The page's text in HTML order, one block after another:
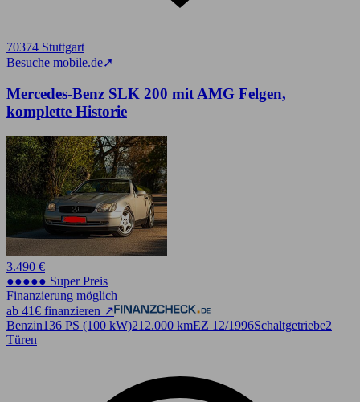
70374 Stuttgart
Besuche mobile.de➚
Mercedes-Benz SLK 200 mit AMG Felgen,
komplette Historie
3.490 €
●●●●● Super Preis
Finanzierung möglich
ab 41€ finanzieren ↗
Benzin136 PS (100 kW)212.000 kmEZ 12/1996Schaltgetriebe2
Türen